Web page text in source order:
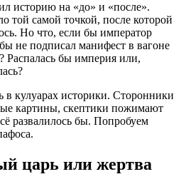
историю на «до» и «после».
той самой точкой, после которой
Но что, если бы император
не подписал манифест в вагоне
Распалась бы империя или,
в кулуарах историки. Сторонники
картины, скептики пожимают
развалилось бы. Попробуем
царь или жертва